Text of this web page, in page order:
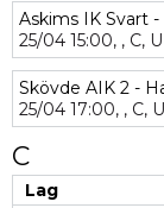
Askims IK Svart
25/04 15:00, , C,
Skövde AIK 2 -
25/04 17:00, , C,
C
Lag